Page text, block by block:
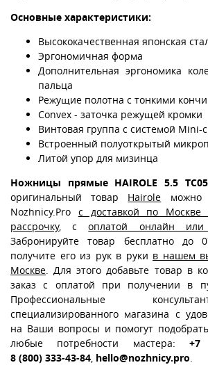
Основные характеристики:
Высококачественная японская
Эргономичная форма
Дополнительная эргономика
пальца
Режущие полотна с тонкими
Convex - заточка режущей кромки
Винтовая группа с системой Mini-
Встроенный полуоткрытый
Литой упор для мизинца
Ножницы прямые HAIROLE 5.5 TC05
оригинальный товар Hairole можно
Nozhnicy.Pro с доставкой по Москве
рассрочку, соплатой онлайн
Забронируйте товар бесплатно до
получите его из рук в руки в нашем
Москве . Для этого добавьте товар в
заказ с оплатой при получении в
Профессиональные
специализированного магазина с
на Ваши вопросы и помогут
любые потребности мастера:+7
8 (800) 333-43-84 hello@nozhnicy.pro